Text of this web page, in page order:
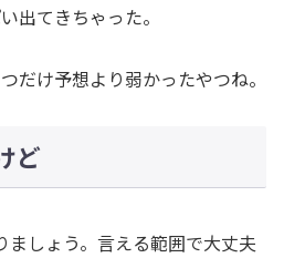
出てきちゃった。
だけ予想より弱かったやつね。
ど
ましょう。言える範囲で大丈夫